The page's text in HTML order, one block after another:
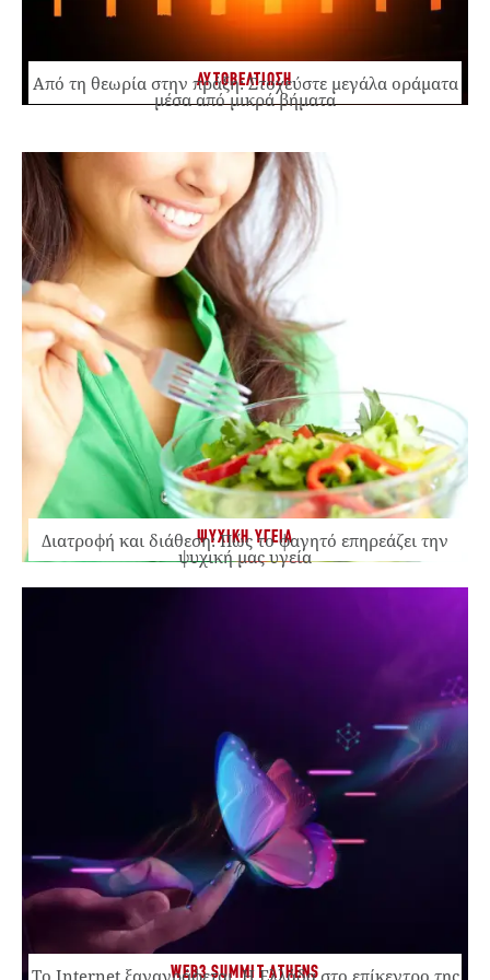
ΑΥΤΟΒΕΛΤΙΩΣΗ
Από τη θεωρία στην πράξη: Στοχεύστε μεγάλα οράματα
μέσα από μικρά βήματα
ΨΥΧΙΚΗ ΥΓΕΙΑ
Διατροφή και διάθεση: Πώς το φαγητό επηρεάζει την
ψυχική μας υγεία
WEB3 SUMMIT ATHENS
Το Internet ξαναγράφεται. Η Ελλάδα στο επίκεντρο της